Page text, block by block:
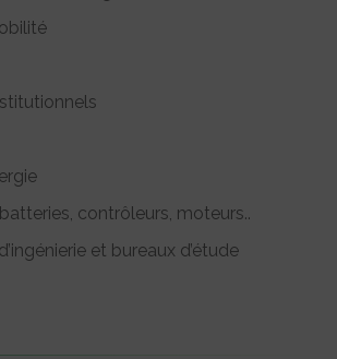
contrôleurs, moteurs..
et bureaux d’étude